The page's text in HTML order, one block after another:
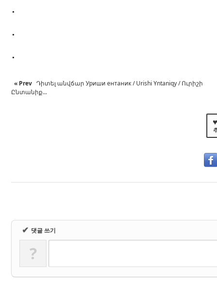
.
.
.
« Prev Դիտել անվճար Уриши ентаник / Urishi Yntaniqy / Ուրիշի
Ընտանիք...
✔ 댓글 쓰기
?